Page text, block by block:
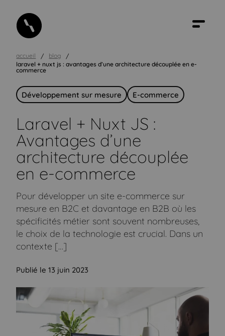
accueil
blog
laravel + nuxt js : avantages d’une architecture découplée en e-
commerce
Développement sur mesure E-commerce
Laravel + Nuxt JS :
Avantages d’une
architecture découplée
en e-commerce
Pour développer un site e-commerce sur
mesure en B2C et davantage en B2B où les
spécificités métier sont souvent nombreuses,
le choix de la technologie est crucial. Dans un
contexte […]
Publié le 13 juin 2023